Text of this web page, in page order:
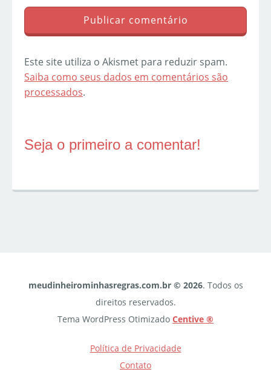
Este site utiliza o Akismet para reduzir spam.
Saiba como seus dados em comentários são
processados.
Seja o primeiro a comentar!
meudinheirominhasregras.com.br © 2026. Todos os
direitos reservados.
Tema WordPress Otimizado Centive ®
Política de Privacidade
Contato